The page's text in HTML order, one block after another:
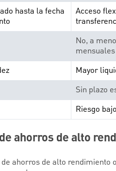
hasta la fecha
Acceso
No, a
Mayor
Sin plazo
Riesgo bajo
ahorros de alto
ahorros de alto